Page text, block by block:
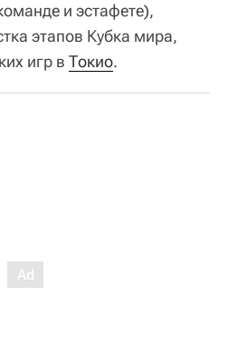
и эстафете),
этапов Кубка мира,
игр в Токио.